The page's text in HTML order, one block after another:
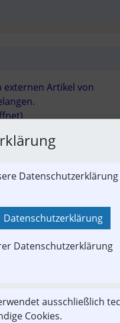
externen Artikel von
Leben -
Café Zum
Bad Ischl - Café /
Michael Populorum
Datenschutzerklärung
Datenschutzerklärung
ausschließlich
Cookies.